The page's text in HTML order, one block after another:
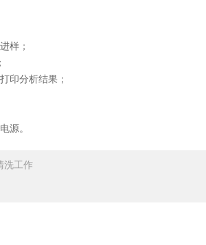
样；
印分析结果；
源。
洗工作